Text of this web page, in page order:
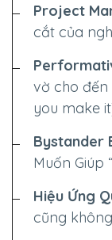
Project
cắt của
vờ cho đến
you make
Bystander
Muốn Giúp
Hiệu Ứng
cũng